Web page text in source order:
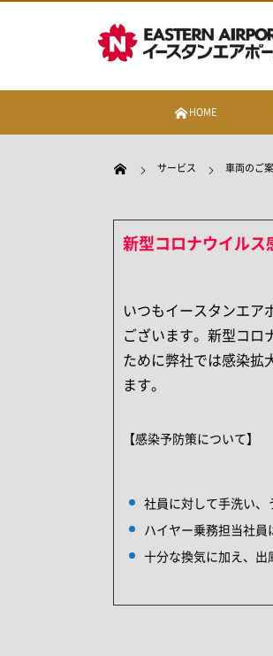
HOME
サービス 車両のご
新型コロナウイルス
いつもイースタンエア
ございます。新型コロ
ために弊社では感染拡
ます。
【感染予防策について】
社員に対して手洗い、
ハイヤー乗務担当社員
十分な換気に加え、出